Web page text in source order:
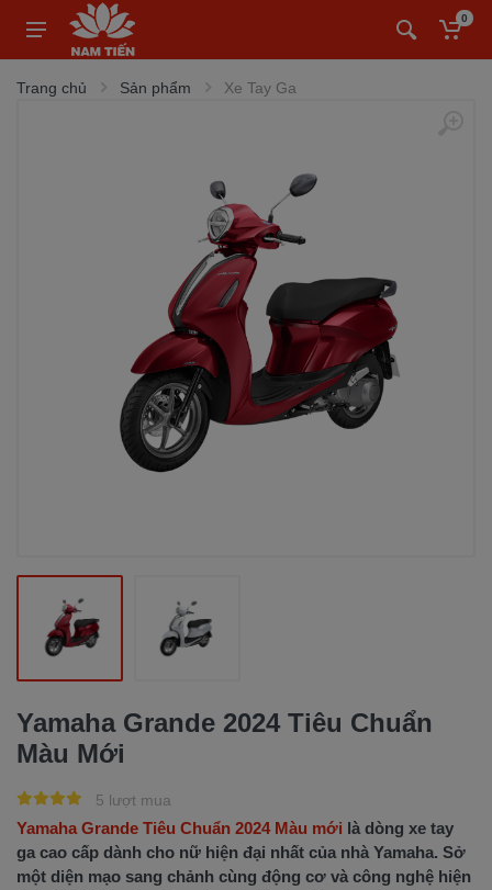
0
Trang chủ Sản phẩm Xe Tay Ga
Yamaha Grande 2024 Tiêu Chuẩn
Màu Mới
5 lượt mua
Yamaha Grande Tiêu Chuẩn 2024 Màu mới là dòng xe tay
ga cao cấp dành cho nữ hiện đại nhất của nhà Yamaha. Sở
một diện mạo sang chảnh cùng động cơ và công nghệ hiện